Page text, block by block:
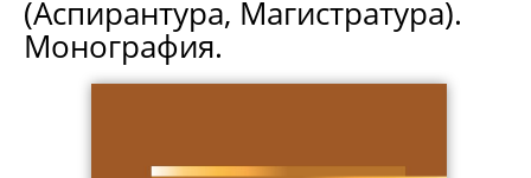
(Аспирантура, Магистратура).
Монография.